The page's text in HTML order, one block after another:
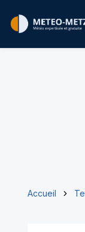
Accueil